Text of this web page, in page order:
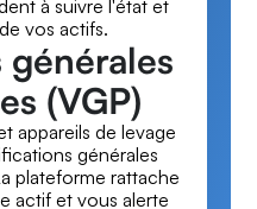
à suivre l'état et
vos actifs.
(VGP)
appareils de levage
générales
plateforme rattache
actif et vous alerte